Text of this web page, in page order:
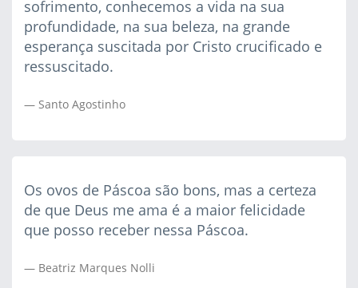
sofrimento, conhecemos a vida na sua
profundidade, na sua beleza, na grande
esperança suscitada por Cristo crucificado e
ressuscitado.
Santo Agostinho
Os ovos de Páscoa são bons, mas a certeza
de que Deus me ama é a maior felicidade
que posso receber nessa Páscoa.
Beatriz Marques Nolli